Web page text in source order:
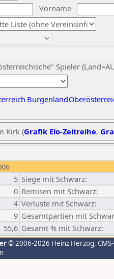
Vorname
Spieler
Burgenland
Kirk (Grafik Elo-Zeitreihe,
5 Siege mit Schwarz:
0 Remisen mit Schwarz:
4 Verluste mit Schwarz:
9 Gesamtpartien mit
55,6 Gesamt % mit Schwarz:
© 2006-2026 Heinz Herzog,